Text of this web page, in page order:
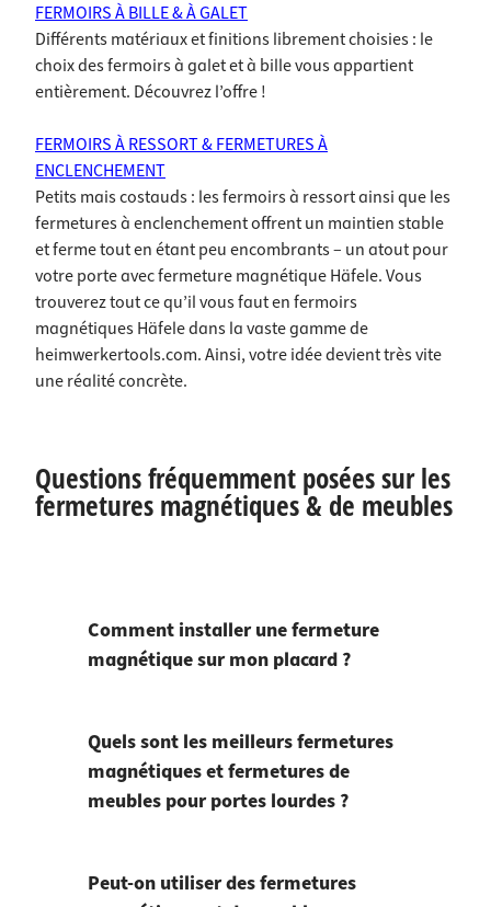
FERMOIRS À BILLE & À GALET
Différents matériaux et finitions librement choisies : le
choix des fermoirs à galet et à bille vous appartient
entièrement. Découvrez l’offre !
FERMOIRS À RESSORT & FERMETURES À
ENCLENCHEMENT
Petits mais costauds : les fermoirs à ressort ainsi que les
fermetures à enclenchement offrent un maintien stable
et ferme tout en étant peu encombrants – un atout pour
votre porte avec fermeture magnétique Häfele. Vous
trouverez tout ce qu’il vous faut en fermoirs
magnétiques Häfele dans la vaste gamme de
heimwerkertools.com. Ainsi, votre idée devient très vite
une réalité concrète.
Questions fréquemment posées sur les
fermetures magnétiques & de meubles
Comment installer une fermeture
magnétique sur mon placard ?
Quels sont les meilleurs fermetures
magnétiques et fermetures de
meubles pour portes lourdes ?
Peut-on utiliser des fermetures